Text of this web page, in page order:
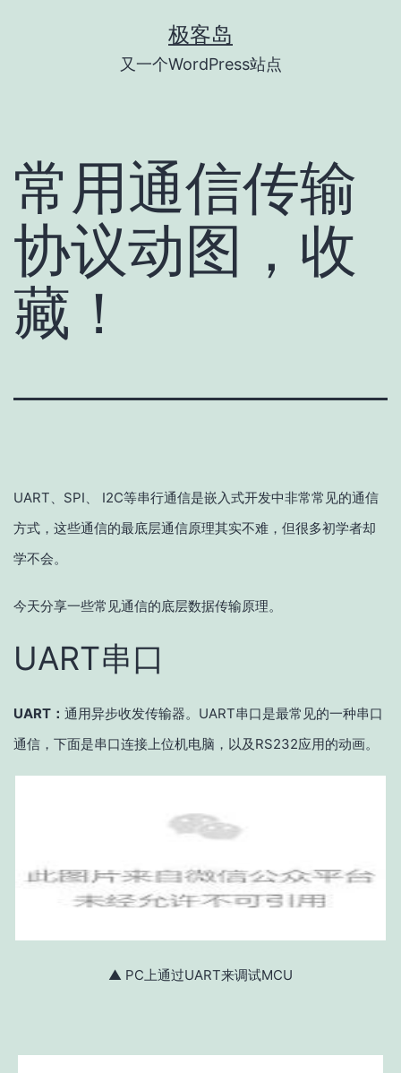
极客岛
又一个WordPress站点
常用通信传输
协议动图，收
藏！
UART、SPI、 I2C等串行通信是嵌入式开发中非常常见的通信
方式，这些通信的最底层通信原理其实不难，但很多初学者却
学不会。
今天分享一些常见通信的底层数据传输原理。
UART串口
UART： 通用异步收发传输器。UART串口是最常见的一种串口
通信，下面是串口连接上位机电脑，以及RS232应用的动画。
▲ PC上通过UART来调试MCU